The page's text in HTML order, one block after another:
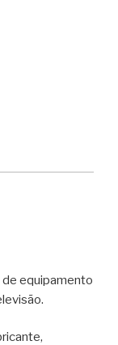
equipamento